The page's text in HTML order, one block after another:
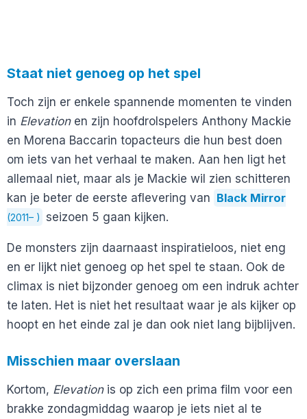
Staat niet genoeg op het spel
Toch zijn er enkele spannende momenten te vinden
in Elevationen zijn hoofdrolspelers Anthony Mackie
en Morena Baccarin topacteurs die hun best doen
om iets van het verhaal te maken. Aan hen ligt het
allemaal niet, maar als je Mackie wil zien schitteren
kan je beter de eerste aflevering van Black Mirror
(2011– ) seizoen 5 gaan kijken.
De monsters zijn daarnaast inspiratieloos, niet eng
en er lijkt niet genoeg op het spel te staan. Ook de
climax is niet bijzonder genoeg om een indruk achter
te laten. Het is niet het resultaat waar je als kijker op
hoopt en het einde zal je dan ook niet lang bijblijven.
Misschien maar overslaan
Kortom, Elevationis op zich een prima film voor een
brakke zondagmiddag waarop je iets niet al te